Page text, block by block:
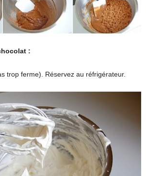
:
trop ferme). Réservez au réfrigérateur.